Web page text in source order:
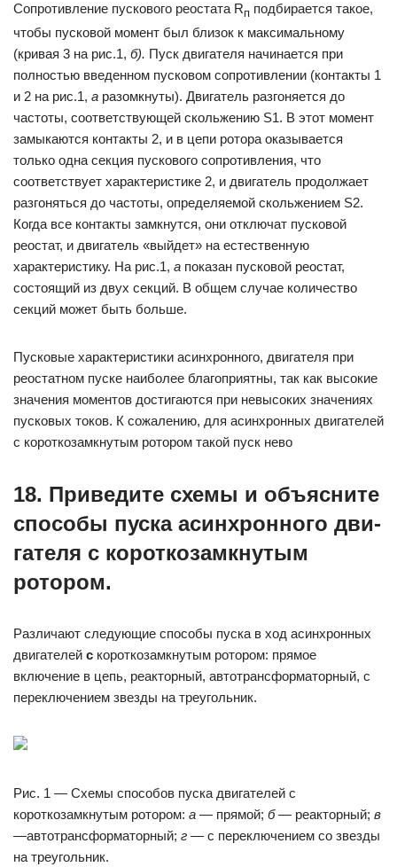
Сопротивление пускового реостата Rп подбирается такое,
чтобы пусковой момент был близок к максимальному
(кривая 3 на рис.1, б). Пуск двигателя начинается при
полностью введенном пусковом сопротивлении (контакты 1
и 2 на рис.1, а разомкнуты). Двигатель разгоняется до
частоты, соответствую­щей скольжению S1. В этот момент
замыкаются контакты 2, и в цепи ротора оказывается
только одна секция пускового сопротивления, что
соответствует характеристике 2, и двигатель продолжает
разгоняться до частоты, определяемой скольжением S2.
Когда все контакты замкнутся, они отключат пусковой
реостат, и двигатель «выйдет» на естествен­ную
характеристику. На рис.1, а показан пусковой реостат,
состоящий из двух секций. В общем случае количество
секций может быть больше.
Пусковые характеристики асинхронного, двигателя при
реостатном пуске наиболее благоприятны, так как высокие
значения моментов достигаются при невысоких значениях
пусковых токов. К сожалению, для асинхронных двигателей
с короткозамкнутым ротором такой пуск нево
18. Приведите схемы и объясните
способы пуска асинхронного дви­
гателя с короткозамкнутым
ротором.
Различают следующие способы пуска в ход асинхронных
двигателей с короткозамкнутым ротором: прямое
включение в цепь, реакторный, автотрансформаторный, с
переключением звезды на треугольник.
Рис. 1 — Схемы способов пуска двигателей с
короткозамкнутым ротором: а — прямой; б — реакторный; в
—автотрансформаторный; г — с переключением со звезды
на треугольник.